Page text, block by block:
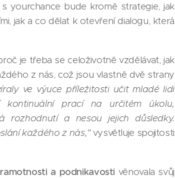
yourchance bude kromě strategie, jak
jak a co dělat k otevření dialogu, která
je třeba se celoživotně vzdělávat, jak
z nás, což jsou vlastně dvě strany
ve výuce příležitosti učit mladé lidi
kontinuální prací na určitém úkolu,
rozhodnutí a nesou jejich důsledky.
každého z nás,"vysvětluje spojitosti
a podnikavosti věnovala svůj